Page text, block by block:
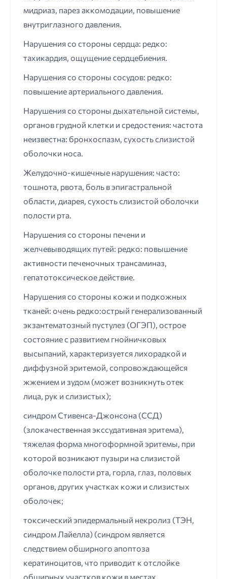
мидриаз, парез аккомодации, повышение
внутриглазного давления.
Нарушения со стороны сердца: редко:
тахикардия, ощущение сердцебиения.
Нарушения со стороны сосудов: редко:
повышение артериального давления.
Нарушения со стороны дыхательной системы,
органов грудной клетки и средостения: частота
неизвестна: бронхоспазм, сухость слизистой
оболочки носа.
Желудочно-кишечные нарушения: часто:
тошнота, рвота, боль в эпигастральной
области, диарея, сухость слизистой оболочки
полости рта.
Нарушения со стороны печени и
желчевыводящих путей: редко: повышение
активности печеночных трансаминаз,
гепатотоксическое действие.
Нарушения со стороны кожи и подкожных
тканей: очень редко:острый генерализованный
экзантематозный пустулез (ОГЭП), острое
состояние с развитием гнойничковых
высыпаний, характеризуется лихорадкой и
диффузной эритемой, сопровождающейся
жжением и зудом (может возникнуть отек
лица, рук и слизистых);
синдром Стивенса-Джонсона (ССД)
(злокачественная экссудативная эритема),
тяжелая форма многоформной эритемы, при
которой возникают пузыри на слизистой
оболочке полости рта, горла, глаз, половых
органов, других участках кожи и слизистых
оболочек;
токсический эпидермальный некролиз (ТЭН,
синдром Лайелла) (синдром является
следствием обширного апоптоза
кератиноцитов, что приводит к отслойке
обширных участков кожи в местах